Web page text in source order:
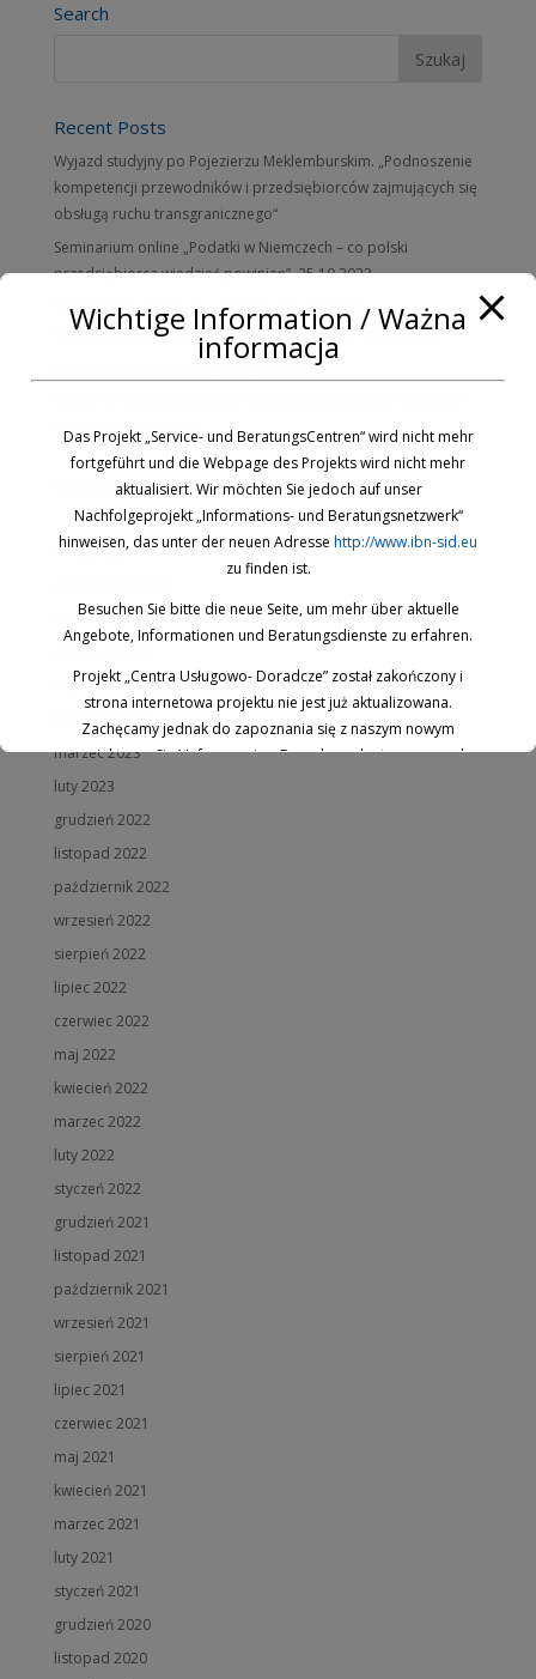
Search
Recent Posts
Wyjazd studyjny po Pojezierzu Meklemburskim. „Podnoszenie
kompetencji przewodników i przedsiębiorców zajmujących się
obsługą ruchu transgranicznego“
Seminarium online „Podatki w Niemczech – co polski
przedsiębiorca wiedzieć powinien”, 25.10.2023
Seminarium on-line pn. „Cyberbezpieczeństwo-
bezpieczeństwo informacji i ochrona danych osobowych”
dla przedsiębiorców
Recent Comments
Archives
wrzesień 2023
maj 2023
kwiecień 2023
marzec 2023
luty 2023
grudzień 2022
listopad 2022
październik 2022
wrzesień 2022
sierpień 2022
lipiec 2022
czerwiec 2022
maj 2022
kwiecień 2022
marzec 2022
luty 2022
styczeń 2022
grudzień 2021
listopad 2021
październik 2021
wrzesień 2021
sierpień 2021
lipiec 2021
czerwiec 2021
maj 2021
kwiecień 2021
marzec 2021
luty 2021
styczeń 2021
grudzień 2020
listopad 2020
Wichtige Information / Ważna
informacja
Das Projekt „Service- und BeratungsCentren“ wird nicht mehr
fortgeführt und die Webpage des Projekts wird nicht mehr
aktualisiert. Wir möchten Sie jedoch auf unser
Nachfolgeprojekt „Informations- und Beratungsnetzwerk“
hinweisen, das unter der neuen Adresse http://www.ibn-sid.eu
zu finden ist.
Besuchen Sie bitte die neue Seite, um mehr über aktuelle
Angebote, Informationen und Beratungsdienste zu erfahren.
Projekt „Centra Usługowo- Doradcze” został zakończony i
strona internetowa projektu nie jest już aktualizowana.
Zachęcamy jednak do zapoznania się z naszym nowym
projektem: „Sieć Informacyjno-Doradcza, dostępnym pod
Odwiedź naszą stronę, aby poznać aktualne oferty, informacje